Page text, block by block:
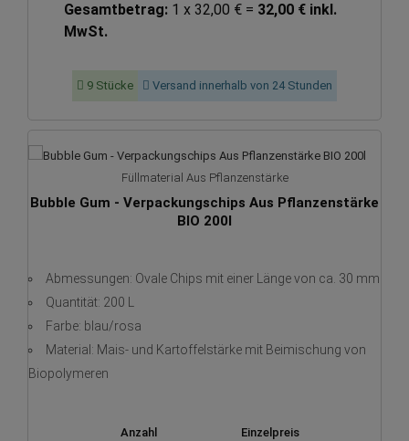
Gesamtbetrag: 1 x 32,00 € = 32,00 € inkl.
MwSt.
9 Stücke Versand innerhalb von 24 Stunden
Füllmaterial Aus Pflanzenstärke
Bubble Gum - Verpackungschips Aus Pflanzenstärke
BIO 200l
Abmessungen: Ovale Chips mit einer Länge von ca. 30 mm
Quantität: 200 L
Farbe: blau/rosa
Material: Mais- und Kartoffelstärke mit Beimischung von
Biopolymeren
Anzahl Einzelpreis